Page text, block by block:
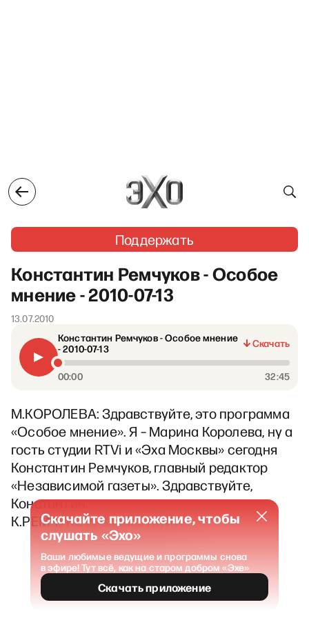
Поддержать
Константин Ремчуков - Особое
мнение - 2010-07-13
13.07.2010
Константин Ремчуков - Особое мнение
- 2010-07-13
Скачать
00:00 32:45
М.КОРОЛЕВА: Здравствуйте, это программа
«Особое мнение». Я – Марина Королева, ну а
гость студии RTVi и «Эха Москвы» сегодня
Константин Ремчуков, главный редактор
«Независимой газеты». Здравствуйте,
Константин.
К.РЕМЧУКОВ: Здравствуйте.
Скачайте приложение, чтобы
слушать «Эхо»
Ваши любимые ведущие и программы снова
в эфире! Тут всё, как на старом добром «Эхе»
Скачать приложение